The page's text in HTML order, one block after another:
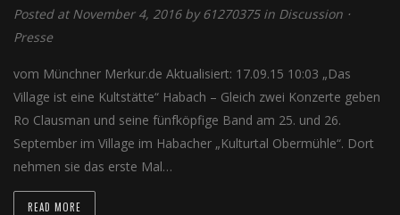
Posted at November 4, 2016 by61270375 in Discussion ⋅
Presse
vom Münchner Merkur.de Aktualisiert: 17.09.15 10:03 „Das
Village ist eine Kultstätte“ Habach – Gleich zwei Konzerte geben
Ro Clausman und seine fünfköpfige Band am 25. und 26.
September im Village im Habacher „Kulturtal Obermühle“. Dort
nehmen sie das erste Mal…
READ MORE